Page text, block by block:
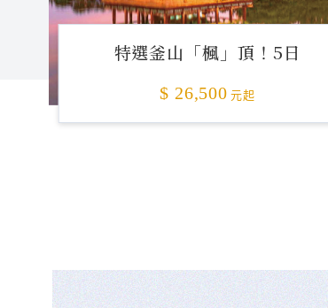
特選釜山「楓」頂！5日
$ 26,500 元起